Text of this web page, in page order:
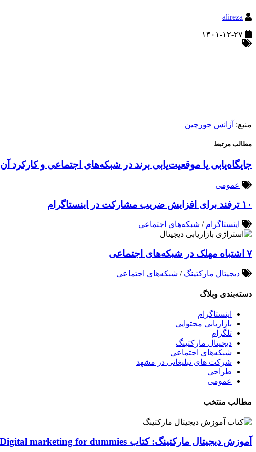
alireza
منبع: آژانس جورچین
مطالب مرتبط
جایگاه‌یابی یا موقعیت‌یابی برند در شبکه‌های اجتماعی و کارکرد آن
عمومی
۱۰ ترفند برای افزایش ضریب مشارکت در اینستاگرام
اینستاگرام / شبکه‌های اجتماعی
۷ اشتباه مهلک در شبکه‌های اجتماعی
دیجیتال مارکتینگ / شبکه‌های اجتماعی
دسته‌بندی وبلاگ
اینستاگرام
بازاریابی محتوایی
تلگرام
دیجیتال مارکتینگ
شبکه‌های اجتماعی
شرکت های تبلیغاتی در مشهد
طراحی
عمومی
مطالب منتخب
آموزش دیجیتال مارکتینگ: کتاب Digital marketing for dummies اصول و ابزارها